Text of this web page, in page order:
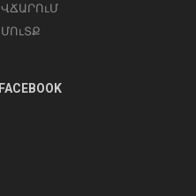
ՎՃԱՐՈւՄ
ՄՈւՏՔ
FACEBOOK